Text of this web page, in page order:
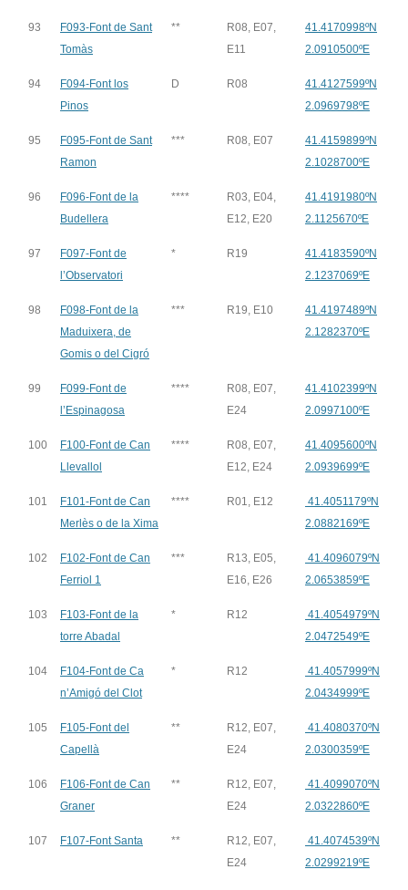
93
F093-Font de Sant
Tomàs
**
R08, E07,
E11
41.4170998ºN
2.0910500ºE
94
F094-Font los
Pinos
D R08
41.4127599ºN
2.0969798ºE
95
F095-Font de Sant
Ramon
*** R08, E07
41.4159899ºN
2.1028700ºE
96
F096-Font de la
Budellera
****
R03, E04,
E12, E20
41.4191980ºN
2.1125670ºE
97
F097-Font de
l’Observatori
* R19
41.4183590ºN
2.1237069ºE
98
F098-Font de la
Maduixera, de
Gomis o del Cigró
*** R19, E10
41.4197489ºN
2.1282370ºE
99
F099-Font de
l’Espinagosa
****
R08, E07,
E24
41.4102399ºN
2.0997100ºE
100
F100-Font de Can
Llevallol
****
R08, E07,
E12, E24
41.4095600ºN
2.0939699ºE
101
F101-Font de Can
Merlès o de la Xima
**** R01, E12
41.4051179ºN
2.0882169ºE
102
F102-Font de Can
Ferriol 1
***
R13, E05,
E16, E26
41.4096079ºN
2.0653859ºE
103
F103-Font de la
torre Abadal
* R12
41.4054979ºN
2.0472549ºE
104
F104-Font de Ca
n’Amigó del Clot
* R12
41.4057999ºN
2.0434999ºE
105
F105-Font del
Capellà
**
R12, E07,
E24
41.4080370ºN
2.0300359ºE
106
F106-Font de Can
Graner
**
R12, E07,
E24
41.4099070ºN
2.0322860ºE
107 F107-Font Santa **
R12, E07,
E24
41.4074539ºN
2.0299219ºE